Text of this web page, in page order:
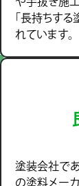
「長持ちす
れています。
塗装会社で
の塗料メー